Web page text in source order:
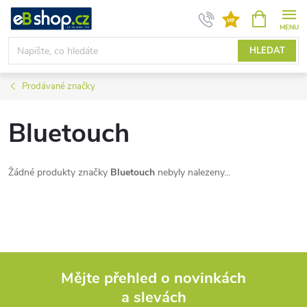
Přejít
obsah
HLEDAT
NÁKUPNÍ
KOŠÍK
Prodávané značky
Bluetouch
Žádné produkty značky Bluetouch nebyly nalezeny...
Mějte přehled o novinkách
a slevách